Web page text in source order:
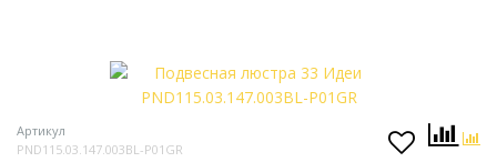
Артикул
PND115.03.147.003BL-P01GR